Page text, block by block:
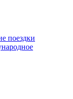
поездки